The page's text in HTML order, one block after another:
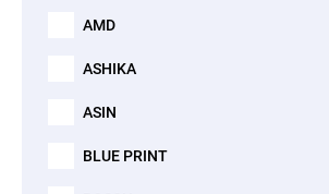
AMD
ASHIKA
ASIN
BLUE PRINT